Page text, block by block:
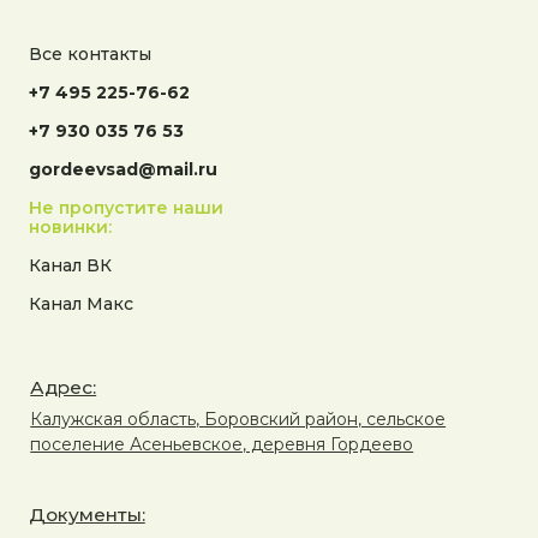
Все контакты
+7 495 225-76-62
+7 930 035 76 53
gordeevsad@mail.ru
Не пропустите наши
новинки:
Канал ВК
Канал Макс